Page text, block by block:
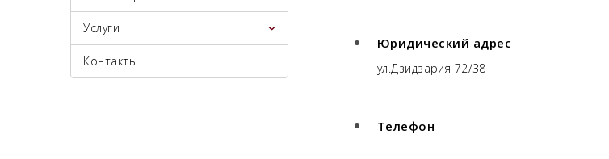
Услуги
Контакты
Юридический адрес
ул.Дзидзария 72/38
Телефон